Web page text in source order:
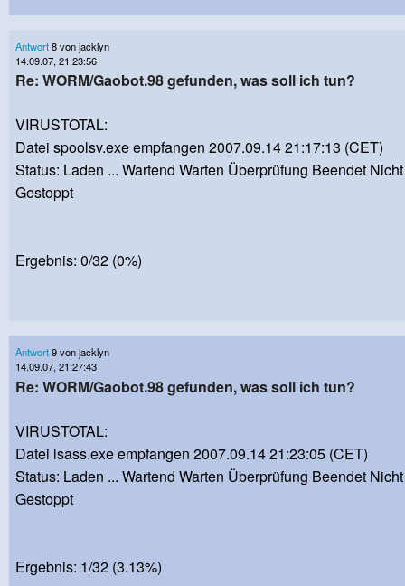
Antwort8 von jacklyn
14.09.07, 21:23:56
Re: WORM/Gaobot.98 gefunden, was soll ich tun?
VIRUSTOTAL:
Datei spoolsv.exe empfangen 2007.09.14 21:17:13 (CET)
Status: Laden ... Wartend Warten Überprüfung Beendet
Gestoppt
Ergebnis: 0/32 (0%)
Antwort9 von jacklyn
14.09.07, 21:27:43
Re: WORM/Gaobot.98 gefunden, was soll ich tun?
VIRUSTOTAL:
Datei lsass.exe empfangen 2007.09.14 21:23:05 (CET)
Status: Laden ... Wartend Warten Überprüfung Beendet
Gestoppt
Ergebnis: 1/32 (3.13%)